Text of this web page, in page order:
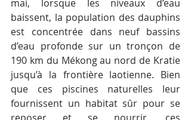
mai, lorsque les niveaux d’eau
baissent, la population des dauphins
est concentrée dans neuf bassins
d’eau profonde sur un tronçon de
190 km du Mékong au nord de Kratie
jusqu’à la frontière laotienne. Bien
que ces piscines naturelles leur
fournissent un habitat sûr pour se